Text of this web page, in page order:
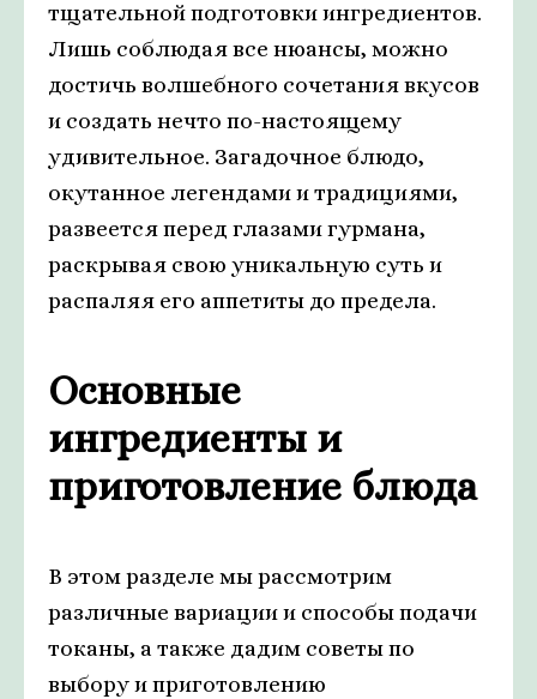
тщательной подготовки ингредиентов.
Лишь соблюдая все нюансы, можно
достичь волшебного сочетания вкусов
и создать нечто по-настоящему
удивительное. Загадочное блюдо,
окутанное легендами и традициями,
развеется перед глазами гурмана,
раскрывая свою уникальную суть и
распаляя его аппетиты до предела.
Основные
ингредиенты и
приготовление блюда
В этом разделе мы рассмотрим
различные вариации и способы подачи
токаны, а также дадим советы по
выбору и приготовлению